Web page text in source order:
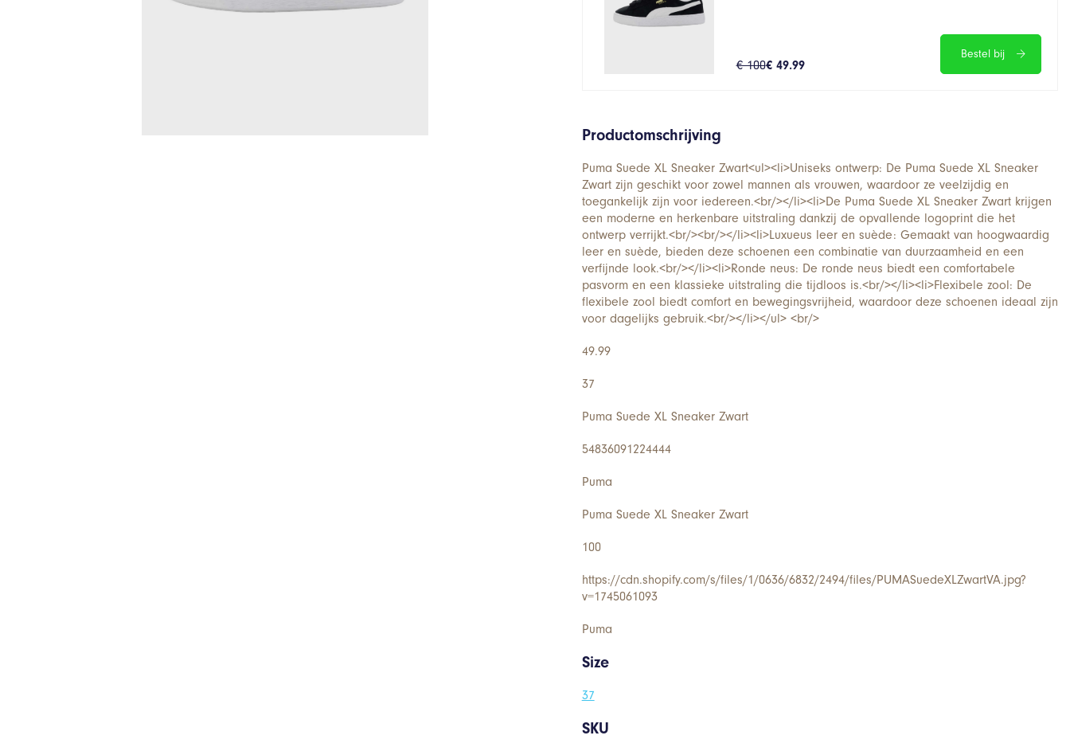
€ 100€ 49.99
Bestel bij
Productomschrijving
Puma Suede XL Sneaker Zwart<ul><li>Uniseks ontwerp: De Puma Suede XL Sneaker
Zwart zijn geschikt voor zowel mannen als vrouwen, waardoor ze veelzijdig en
toegankelijk zijn voor iedereen.<br/></li><li>De Puma Suede XL Sneaker Zwart krijgen
een moderne en herkenbare uitstraling dankzij de opvallende logoprint die het
ontwerp verrijkt.<br/><br/></li><li>Luxueus leer en suède: Gemaakt van hoogwaardig
leer en suède, bieden deze schoenen een combinatie van duurzaamheid en een
verfijnde look.<br/></li><li>Ronde neus: De ronde neus biedt een comfortabele
pasvorm en een klassieke uitstraling die tijdloos is.<br/></li><li>Flexibele zool: De
flexibele zool biedt comfort en bewegingsvrijheid, waardoor deze schoenen ideaal zijn
voor dagelijks gebruik.<br/></li></ul> <br/>
49.99
37
Puma Suede XL Sneaker Zwart
54836091224444
Puma
Puma Suede XL Sneaker Zwart
100
https://cdn.shopify.com/s/files/1/0636/6832/2494/files/PUMASuedeXLZwartVA.jpg?
v=1745061093
Puma
Size
37
SKU